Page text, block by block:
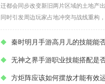
迁都会同步改变新旧两片区域的土地产
同时引发周边玩家占地冲突与战线重构
交局势
秦时明月手游高月儿的技能能
方炬阵应该如何摆放才能有效